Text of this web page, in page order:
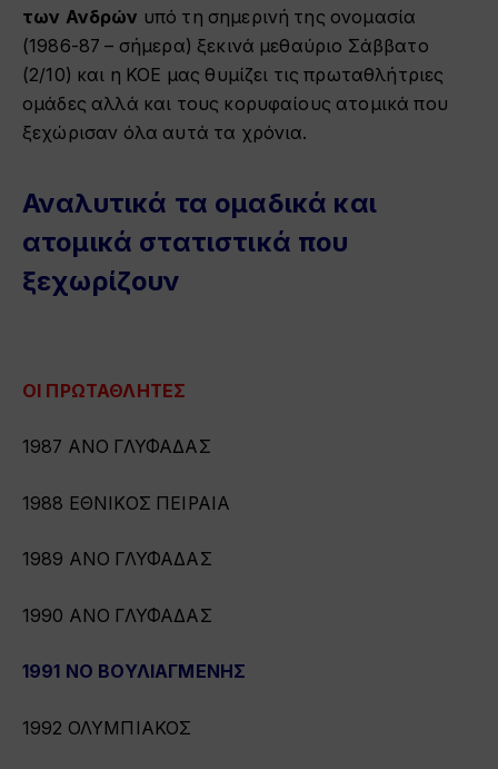
των Ανδρών υπό τη σημερινή της ονομασία
(1986-87 – σήμερα) ξεκινά μεθαύριο Σάββατο
(2/10) και η ΚΟΕ μας θυμίζει τις πρωταθλήτριες
ομάδες αλλά και τους κορυφαίους ατομικά που
ξεχώρισαν όλα αυτά τα χρόνια.
Αναλυτικά τα ομαδικά και
ατομικά στατιστικά που
ξεχωρίζουν
ΟΙ ΠΡΩΤΑΘΛΗΤΕΣ
1987 ΑΝΟ ΓΛΥΦΑΔΑΣ
1988 ΕΘΝΙΚΟΣ ΠΕΙΡΑΙΑ
1989 ΑΝΟ ΓΛΥΦΑΔΑΣ
1990 ΑΝΟ ΓΛΥΦΑΔΑΣ
1991 ΝΟ ΒΟΥΛΙΑΓΜΕΝΗΣ
1992 ΟΛΥΜΠΙΑΚΟΣ